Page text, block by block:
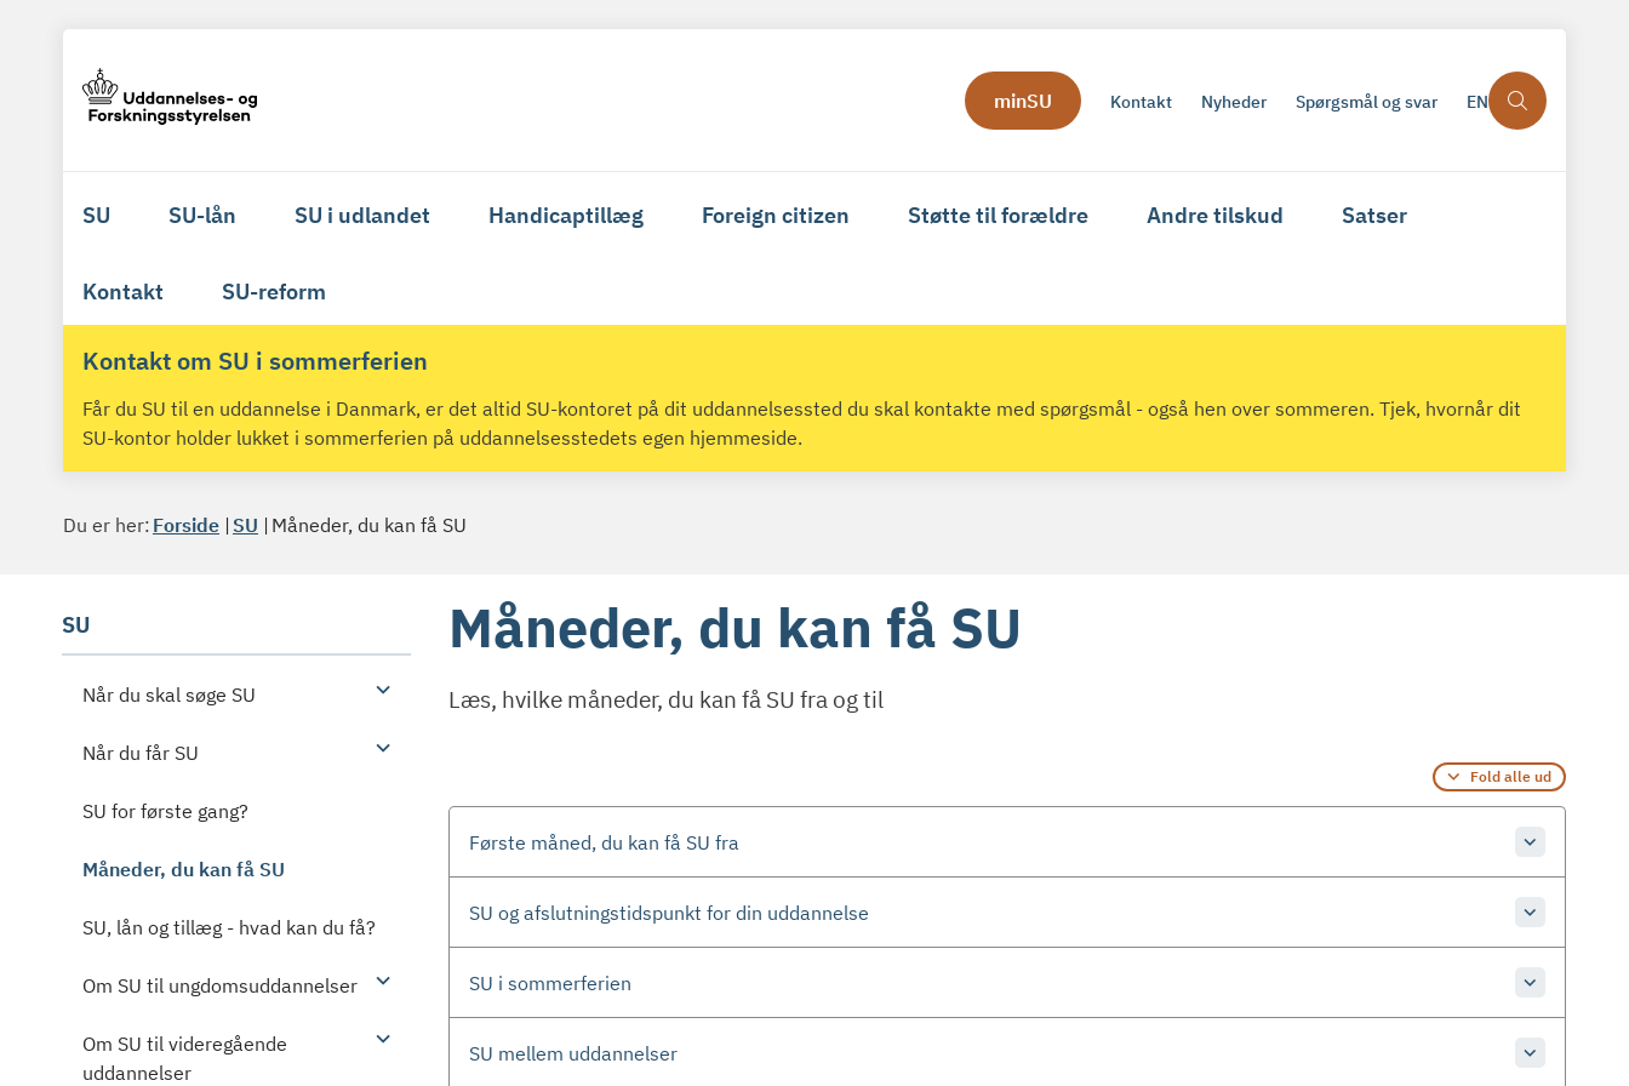
minSU Kontakt Nyheder Spørgsmål og svar EN
SU SU-lån SU i udlandet Handicaptillæg Foreign citizen Støtte til forældre Andre tilskud Satser
Kontakt SU-reform
Kontakt om SU i sommerferien
Får du SU til en uddannelse i Danmark, er det altid SU-kontoret på dit uddannelsessted du skal kontakte med spørgsmål - også hen over sommeren. Tjek, hvornår dit
SU-kontor holder lukket i sommerferien på uddannelsesstedets egen hjemmeside.
Du er her: Forside SU Måneder, du kan få SU
SU
Når du skal søge SU
Når du får SU
SU for første gang?
Måneder, du kan få SU
SU, lån og tillæg - hvad kan du få?
Om SU til ungdomsuddannelser
Om SU til videregående
uddannelser
Måneder, du kan få SU
Læs, hvilke måneder, du kan få SU fra og til
Fold alle ud
Første måned, du kan få SU fra
SU og afslutningstidspunkt for din uddannelse
SU i sommerferien
SU mellem uddannelser